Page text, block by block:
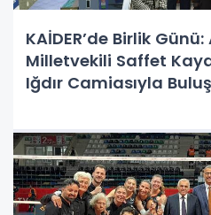
KAİDER’de Birlik
Milletvekili Saffet
Iğdır Camiasıyla